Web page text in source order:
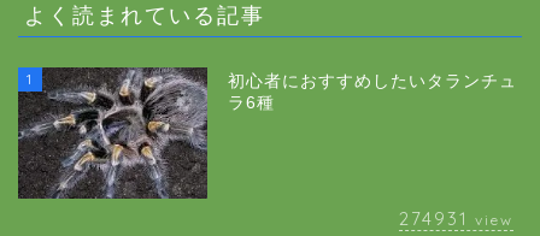
よく読まれている記事
1
初心者におすすめしたいタランチュ
ラ6種
274931 view